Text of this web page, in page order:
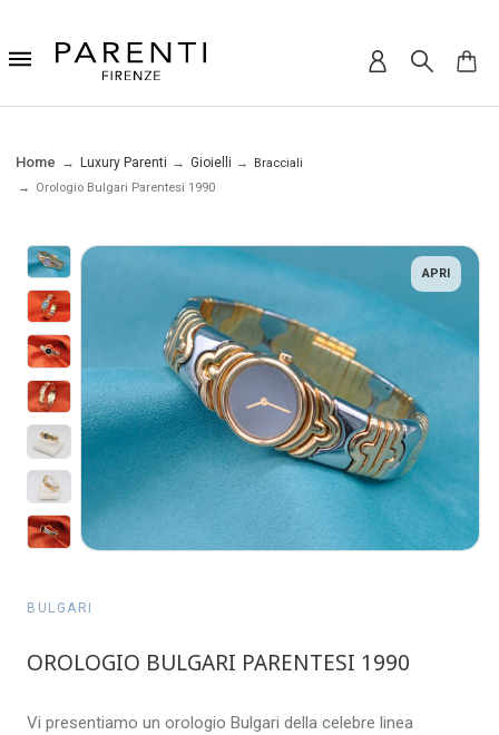
Home Luxury Parenti Gioielli
Bracciali
Orologio Bulgari Parentesi 1990
APRI
BULGARI
OROLOGIO BULGARI PARENTESI 1990
Vi presentiamo un orologio Bulgari della celebre linea